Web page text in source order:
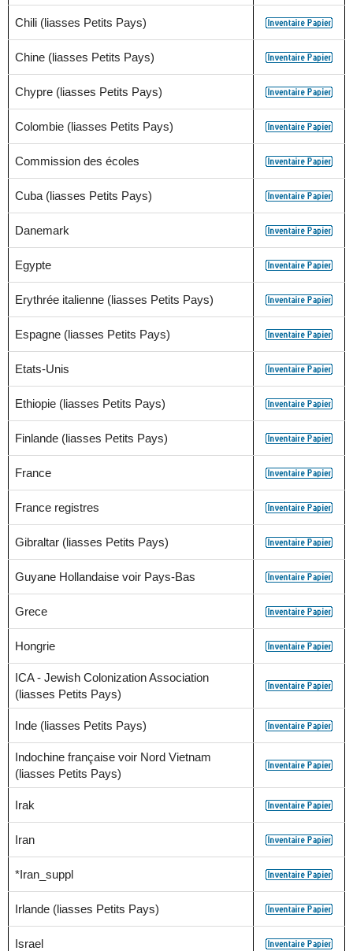
Chili (liasses Petits Pays)
Chine (liasses Petits Pays)
Chypre (liasses Petits Pays)
Colombie (liasses Petits Pays)
Commission des écoles
Cuba (liasses Petits Pays)
Danemark
Egypte
Erythrée italienne (liasses Petits Pays)
Espagne (liasses Petits Pays)
Etats-Unis
Ethiopie (liasses Petits Pays)
Finlande (liasses Petits Pays)
France
France registres
Gibraltar (liasses Petits Pays)
Guyane Hollandaise voir Pays-Bas
Grece
Hongrie
ICA - Jewish Colonization Association
(liasses Petits Pays)
Inde (liasses Petits Pays)
Indochine française voir Nord Vietnam
(liasses Petits Pays)
Irak
Iran
*Iran_suppl
Irlande (liasses Petits Pays)
Israel